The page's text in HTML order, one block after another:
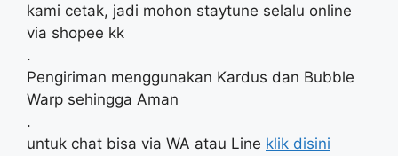
kami cetak, jadi mohon staytune selalu online
via shopee kk
.
Pengiriman menggunakan Kardus dan Bubble
Warp sehingga Aman
.
untuk chat bisa via WA atau Line klik disini